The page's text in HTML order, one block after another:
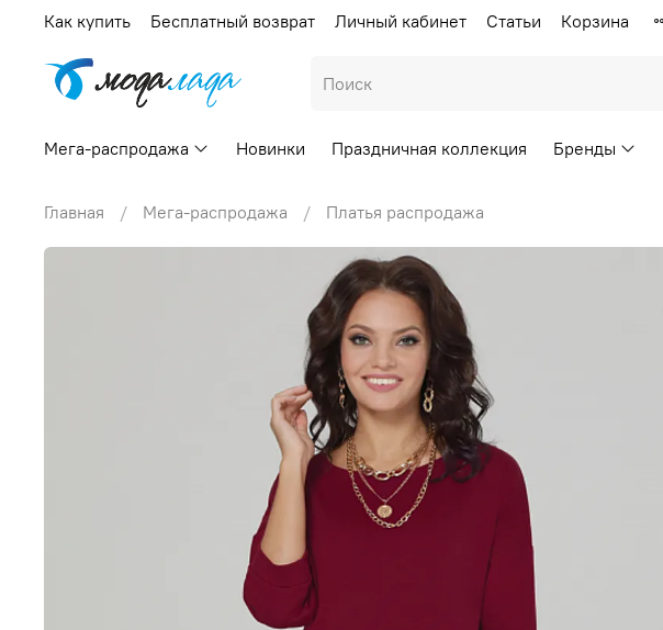
Как купить Бесплатный возврат Личный кабинет Статьи Корзина
Мега-распродажа Новинки Праздничная коллекция Бренды
Главная Мега-распродажа Платья распродажа